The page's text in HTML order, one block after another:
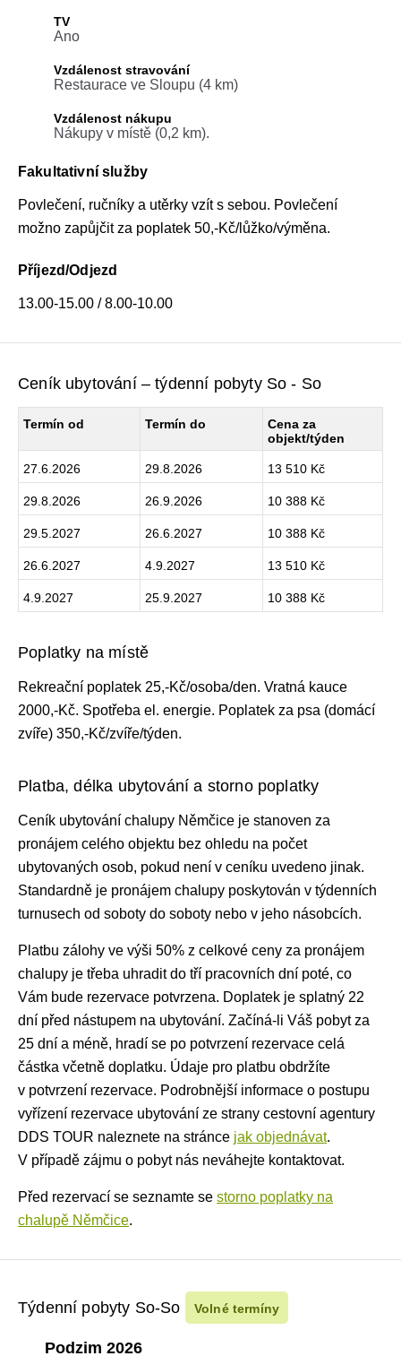
TV
Ano
Vzdálenost stravování
Restaurace ve Sloupu (4 km)
Vzdálenost nákupu
Nákupy v místě (0,2 km).
Fakultativní služby
Povlečení, ručníky a utěrky vzít s sebou. Povlečení
možno zapůjčit za poplatek 50,-Kč/lůžko/výměna.
Příjezd/Odjezd
13.00-15.00 / 8.00-10.00
Ceník ubytování – týdenní pobyty So - So
Termín od Termín do
Cena za
objekt/týden
27.6.2026 29.8.2026 13 510 Kč
29.8.2026 26.9.2026 10 388 Kč
29.5.2027 26.6.2027 10 388 Kč
26.6.2027 4.9.2027 13 510 Kč
4.9.2027 25.9.2027 10 388 Kč
Poplatky na místě
Rekreační poplatek 25,-Kč/osoba/den. Vratná kauce
2000,-Kč. Spotřeba el. energie. Poplatek za psa (domácí
zvíře) 350,-Kč/zvíře/týden.
Platba, délka ubytování a storno poplatky
Ceník ubytování chalupy Němčice je stanoven za
pronájem celého objektu bez ohledu na počet
ubytovaných osob, pokud není v ceníku uvedeno jinak.
Standardně je pronájem chalupy poskytován v týdenních
turnusech od soboty do soboty nebo v jeho násobcích.
Platbu zálohy ve výši 50% z celkové ceny za pronájem
chalupy je třeba uhradit do tří pracovních dní poté, co
Vám bude rezervace potvrzena. Doplatek je splatný 22
dní před nástupem na ubytování. Začíná-li Váš pobyt za
25 dní a méně, hradí se po potvrzení rezervace celá
částka včetně doplatku. Údaje pro platbu obdržíte
v potvrzení rezervace. Podrobnější informace o postupu
vyřízení rezervace ubytování ze strany cestovní agentury
DDS TOUR naleznete na stránce jak objednávat.
V případě zájmu o pobyt nás neváhejte kontaktovat.
Před rezervací se seznamte se storno poplatky na
chalupě Němčice.
Týdenní pobyty So-So Volné termíny
Podzim 2026